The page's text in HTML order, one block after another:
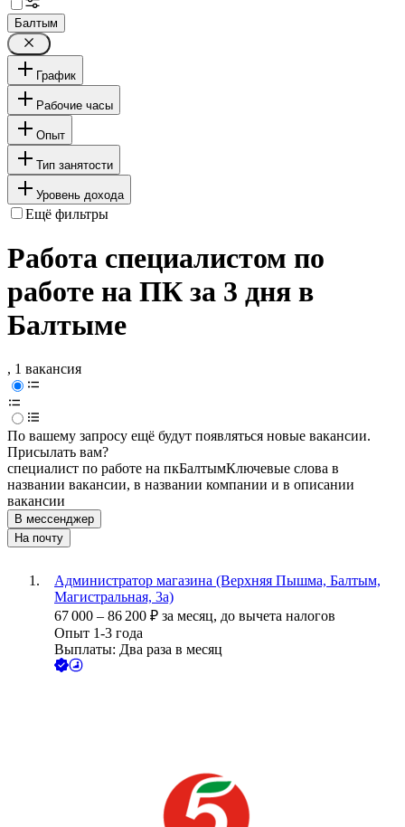
Балтым
График
Рабочие часы
Опыт
Тип занятости
Уровень дохода
Ещё фильтры
Работа специалистом по
работе на ПК за 3 дня в
Балтыме
, 1 вакансия
По вашему запросу ещё будут появляться новые вакансии.
Присылать вам?
специалист по работе на пкБалтымКлючевые слова в
названии вакансии, в названии компании и в описании
вакансии
В мессенджер
На почту
Администратор магазина (Верхняя Пышма, Балтым,
Магистральная, 3а)
67 000 – 86 200 ₽ за месяц, до вычета налогов
Опыт 1-3 года
Выплаты: Два раза в месяц